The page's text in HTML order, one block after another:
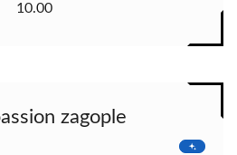
10.00
zagople